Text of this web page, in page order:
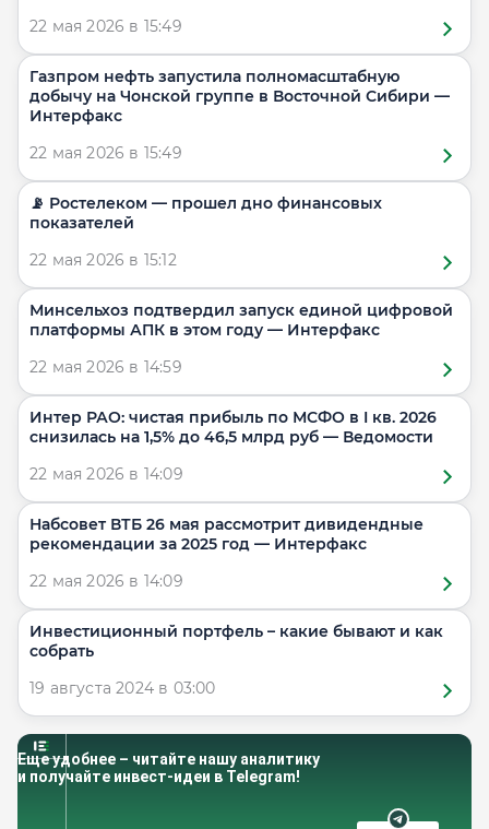
22 мая 2026 в 15:49
Газпром нефть запустила полномасштабную
добычу на Чонской группе в Восточной Сибири —
Интерфакс
22 мая 2026 в 15:49
📡 Ростелеком — прошел дно финансовых
показателей
22 мая 2026 в 15:12
Минсельхоз подтвердил запуск единой цифровой
платформы АПК в этом году — Интерфакс
22 мая 2026 в 14:59
Интер РАО: чистая прибыль по МСФО в I кв. 2026
снизилась на 1,5% до 46,5 млрд руб — Ведомости
22 мая 2026 в 14:09
Набсовет ВТБ 26 мая рассмотрит дивидендные
рекомендации за 2025 год — Интерфакс
22 мая 2026 в 14:09
Инвестиционный портфель – какие бывают и как
собрать
19 августа 2024 в 03:00
Еще удобнее – читайте нашу аналитику
и получайте инвест-идеи в Telegram!